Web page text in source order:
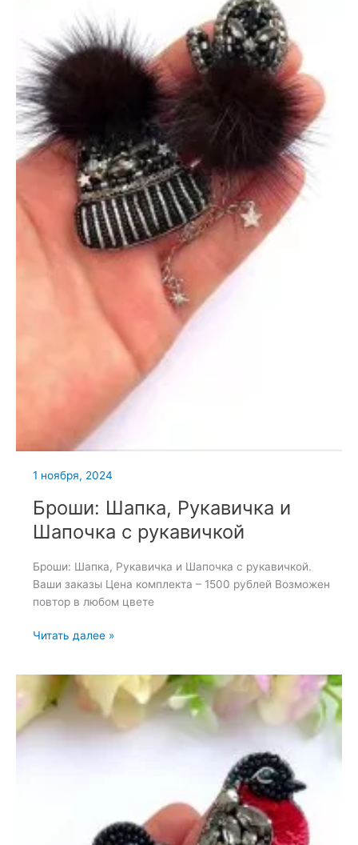
1 ноября, 2024
Броши: Шапка, Рукавичка и
Шапочка с рукавичкой
Броши: Шапка, Рукавичка и Шапочка с рукавичкой.
Ваши заказы Цена комплекта – 1500 рублей Возможен
повтор в любом цвете
Броши:
Шапочка
с
рукавичкой
Читать далее »